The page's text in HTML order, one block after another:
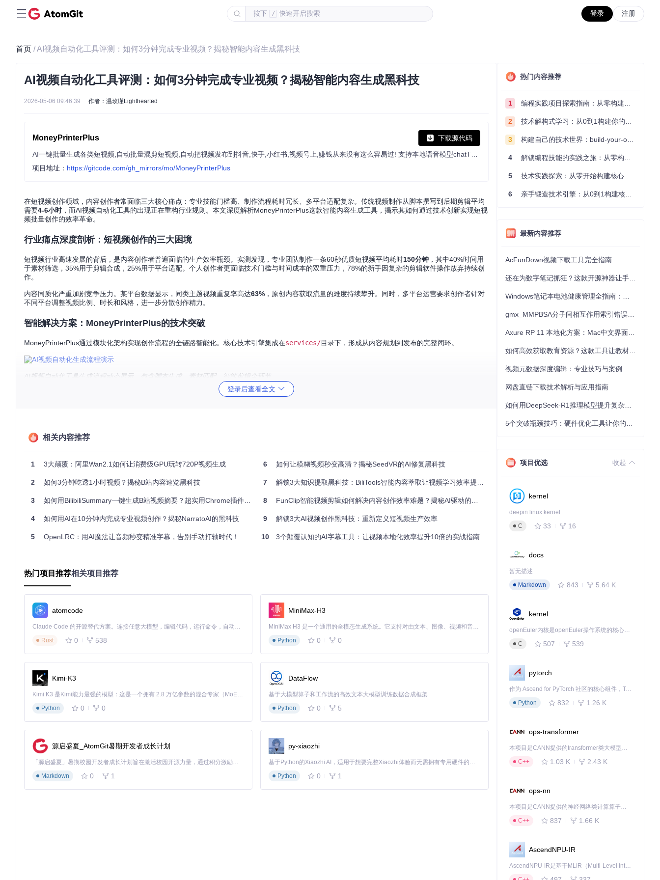
按下 / 快速开启搜索 登录 注册
首页 / AI视频自动化工具评测：如何3分钟完成专业视频？揭秘智能内容生成黑科技
AI视频自动化工具评测：如何3分钟完成专业视频？揭秘智能内容生成黑科技
2026-05-06 09:46:39 作者：温玫谨Lighthearted
MoneyPrinterPlus 下载源代码
项目地址： https://gitcode.com/gh_mirrors/mo/MoneyPrinterPlus
在短视频创作领域，内容创作者常面临三大核心痛点：专业技能门槛高、制作流程耗时冗长、多平台适配复杂。传统视频制作从脚本撰写到后期剪辑平均
需要4-6小时 ，而AI视频自动化工具的出现正在重构行业规则。本文深度解析MoneyPrinterPlus这款智能内容生成工具，揭示其如何通过技术创新实现短视
频批量创作的效率革命。
行业痛点深度剖析：短视频创作的三大困境
短视频行业高速发展的背后，是内容创作者普遍面临的生产效率瓶颈。实测发现，专业团队制作一条60秒优质短视频平均耗时150分钟 ，其中40%时间用
于素材筛选，35%用于剪辑合成，25%用于平台适配。个人创作者更面临技术门槛与时间成本的双重压力，78%的新手因复杂的剪辑软件操作放弃持续创
作。
内容同质化严重加剧竞争压力。某平台数据显示，同类主题视频重复率高达63% ，原创内容获取流量的难度持续攀升。同时，多平台运营要求创作者针对
不同平台调整视频比例、时长和风格，进一步分散创作精力。
智能解决方案：MoneyPrinterPlus的技术突破
MoneyPrinterPlus通过模块化架构实现创作流程的全链路智能化。核心技术引擎集成在services/目录下，形成从内容规划到发布的完整闭环。
AI视频自动化工具生成流程动态展示，包含脚本生成、素材匹配、智能剪辑全环节
多模态内容生成
services/llm/
核心价值量化分析：效率与质量的双重突破
通过实测对比，MoneyPrinterPlus在关键指标上展现显著优势：
时间成本优化：单人单条视频制作周期从传统4小时缩短至12分钟，效率提升95%
批量创作能力：支持同时生成10条差异化视频，内容独特性保持在 85%
典型应用场景：从个人创作到商业营销
独立创作者通过pages/01_auto_video.py
热点话题识别与脚本生成
背景音乐自适应推荐
多版本视频同时输出
某科技博主实测显示，使用工具后周更新量从3条提升至15条，粉丝增长率提升 210%。
企业营销团队
config/config.py
产品卖点自动提炼
营销文案智能生成
多平台素材批量产出
发布效果数据分析
快消品牌案例显示，营销视频制作成本降低 67%，投放转化率提升 35%
实操指南：从零开始的AI创作流程
登录后查看全文
相关内容推荐
1 3大颠覆：阿里Wan2.1如何让消费级GPU玩转720P视频生成
2 如何3分钟吃透1小时视频？揭秘B站内容速览黑科技
3 如何用BilibiliSummary一键生成B站视频摘要？超实用Chrome插件完整指南 🚀
4 如何用AI在10分钟内完成专业视频创作？揭秘NarratoAI的黑科技
5 OpenLRC：用AI魔法让音频秒变精准字幕，告别手动打轴时代！
6 如何让模糊视频秒变高清？揭秘SeedVR的AI修复黑科技
7 解锁3大知识提取黑科技：BiliTools智能内容萃取让视频学习效率提升300%
8 FunClip智能视频剪辑如何解决内容创作效率难题？揭秘AI驱动的自动化剪辑革新
9 解锁3大AI视频创作黑科技：重新定义短视频生产效率
10 3个颠覆认知的AI字幕工具：让视频本地化效率提升10倍的实战指南
热门项目推荐相关项目推荐
atomcode
Claude Code 的开源替代方案。连接任意大模型，编辑代码，运行命令，自动验证 — 全自动执行。用 Rust 构建，极致性能。 ｜ An open-source alternative to Claude Code. Connect any LLM, edit code, run commands, and verify changes — autonomously. Built in Rust for speed. Get Started
Rust
0 538
MiniMax-H3
MiniMax H3 是一个通用的全模态生成系统。它支持对由文本、图像、视频和音频组成的多模态上下文进行统一理解，并能生成分辨率高达 2K、时长可达 15 秒的带原生立体声音频的视频。得益于面向任务泛化的系统设计，H3 在预训练阶段就已具备广泛的多模态上下文理解与生成能力，能够出色地执行复杂的多模态指令。
Python
0 0
Kimi-K3
Kimi K3 是Kimi能力最强的模型：这是一个拥有 2.8 万亿参数的混合专家（MoE）模型，具备原生视觉理解能力，并支持 100 万 token 的上下文窗口。
Python
0 0
DataFlow
基于大模型算子和工作流的高效文本大模型训练数据合成框架
Python
0 5
源启盛夏_AtomGit暑期开发者成长计划
「源启盛夏」暑期校园开发者成长计划旨在激活校园开源力量，通过积分激励、认证扶持、资源倾斜等形式，引导高校组织和开发者完成「入驻 — 建项目 — 做贡献 — 获认证 — 得资源」的完整闭环。无论你是想带领社团入驻平台的组织者，还是希望用代码贡献证明自己的开发者，都能在这里找到属于你的成长路径。
Markdown
0 1
py-xiaozhi
基于Python的Xiaozhi AI，适用于想要完整Xiaozhi体验而无需拥有专用硬件的用户。
Python
0 1
热门内容推荐
1 编程实践项目探索指南：从零构建技术能力体系
2 技术解构式学习：从0到1构建你的编程知识体系
3 构建自己的技术世界：build-your-own-x项目的实践探索指南
4 解锁编程技能的实践之旅：从零构建你的技术世界
5 技术实践探索：从零开始构建核心系统的实践指南
6 亲手锻造技术引擎：从0到1构建核心系统的实践指南
最新内容推荐
AcFunDown视频下载工具完全指南
视频元数据深度编辑：专业技巧与案例
网盘直链下载技术解析与应用指南
项目优选 收起
kernel
deepin linux kernel
C
33 16
docs
暂无描述
Markdown
843 5.64 K
kernel
openEuler内核是openEuler操作系统的核心，既是系统性能与稳定性的基石，也是连接处理器、设备与服务的桥梁。
C
507 539
pytorch
作为 Ascend for PyTorch 社区的核心组件，TorchNPU 是昇腾专为 PyTorch 打造的深度学习适配插件，使 PyTorch 框架能够直接调用昇腾 NPU，为开发者提供昇腾 AI 处理器的超强算力。
Python
832 1.26 K
ops-transformer
本项目是CANN提供的transformer类大模型算子库，实现网络在NPU上加速计算。
C++
1.03 K 2.43 K
ops-nn
本项目是CANN提供的神经网络类计算算子库，实现网络在NPU上加速计算。
C++
837 1.66 K
AscendNPU-IR
AscendNPU-IR是基于MLIR（Multi-Level Intermediate Representation）构建的，面向昇腾亲和算子编译时使用的中间表示，提供昇腾完备表达能力，通过编译优化提升昇腾AI处理器计算效率，支持通过生态框架使能昇腾AI处理器与深度调优